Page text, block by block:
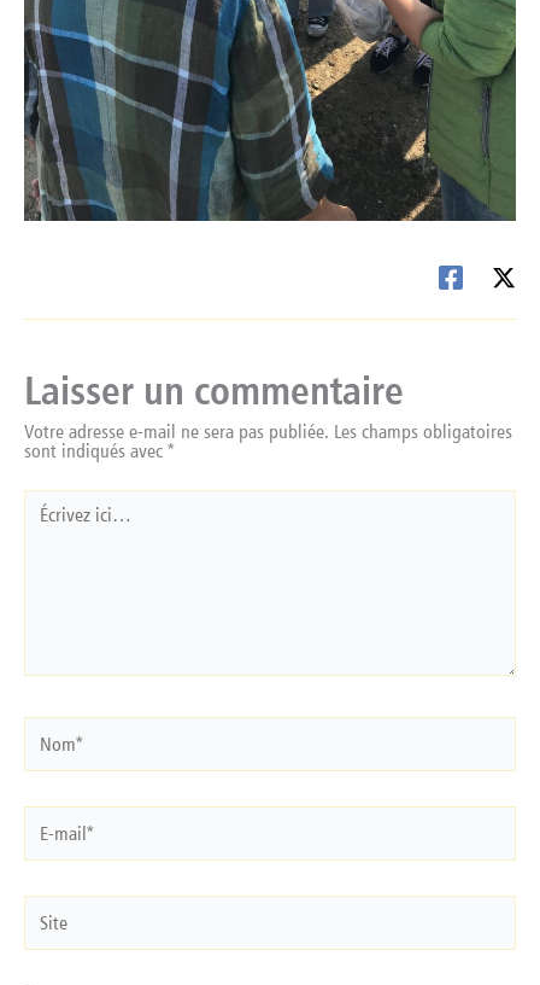
Laisser un commentaire
Votre adresse e-mail ne sera pas publiée. Les champs obligatoires
sont indiqués avec *
Écrivez
ici…
Nom*
E-
mail*
Site